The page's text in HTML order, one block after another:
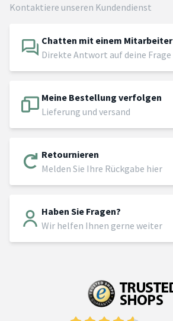
Kontaktiere unseren Kundendienst
Chatten mit einem Mitarbeiter
Direkte Antwort auf deine Frage
Meine Bestellung verfolgen
Lieferung und versand
Retournieren
Melden Sie Ihre Rückgabe hier
Haben Sie Fragen?
Wir helfen Ihnen gerne weiter